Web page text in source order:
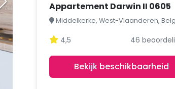
Appartement Darwin II 0605
Middelkerke, West-Vlaanderen,
4,5 46
Bekijk beschikbaarheid